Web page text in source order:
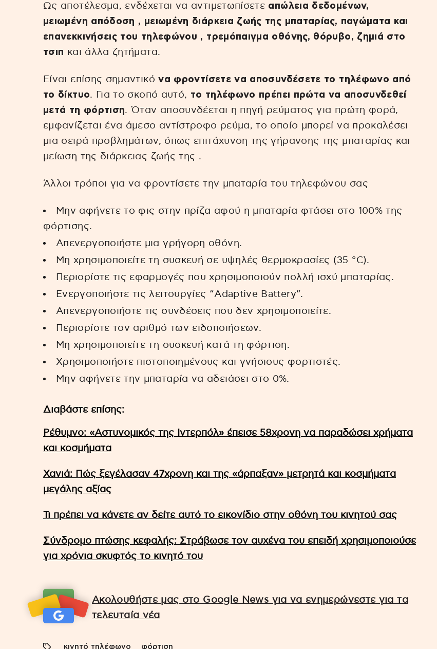
Ως αποτέλεσμα, ενδέχεται να αντιμετωπίσετε απώλεια δεδομένων,
μειωμένη απόδοση , μειωμένη διάρκεια ζωής της μπαταρίας, παγώματα και
επανεκκινήσεις του τηλεφώνου , τρεμόπαιγμα οθόνης, θόρυβο, ζημιά στο
τσιπ και άλλα ζητήματα.
Είναι επίσης σημαντικόνα φροντίσετε να αποσυνδέσετε το τηλέφωνο από
το δίκτυο. Για το σκοπό αυτό, το τηλέφωνο πρέπει πρώτα να αποσυνδεθεί
μετά τη φόρτιση. Όταν αποσυνδέεται η πηγή ρεύματος για πρώτη φορά,
εμφανίζεται ένα άμεσο αντίστροφο ρεύμα, το οποίο μπορεί να προκαλέσει
μια σειρά προβλημάτων, όπως επιτάχυνση της γήρανσης της μπαταρίας και
μείωση της διάρκειας ζωής της .
Άλλοι τρόποι για να φροντίσετε την μπαταρία του τηλεφώνου σας
Μην αφήνετε το φις στην πρίζα αφού η μπαταρία φτάσει στο 100% της
φόρτισης.
Απενεργοποιήστε μια γρήγορη οθόνη.
Μη χρησιμοποιείτε τη συσκευή σε υψηλές θερμοκρασίες (35 °C).
Περιορίστε τις εφαρμογές που χρησιμοποιούν πολλή ισχύ μπαταρίας.
Ενεργοποιήστε τις λειτουργίες “Adaptive Battery”.
Απενεργοποιήστε τις συνδέσεις που δεν χρησιμοποιείτε.
Περιορίστε τον αριθμό των ειδοποιήσεων.
Μη χρησιμοποιείτε τη συσκευή κατά τη φόρτιση.
Χρησιμοποιήστε πιστοποιημένους και γνήσιους φορτιστές.
Μην αφήνετε την μπαταρία να αδειάσει στο 0%.
Διαβάστε επίσης:
Ρέθυμνο: «Αστυνομικός της Ιντερπόλ» έπεισε 58χρονη να παραδώσει χρήματα
και κοσμήματα
Χανιά: Πώς ξεγέλασαν 47χρονη και της «άρπαξαν» μετρητά και κοσμήματα
μεγάλης αξίας
Τι πρέπει να κάνετε αν δείτε αυτό το εικονίδιο στην οθόνη του κινητού σας
Σύνδρομο πτώσης κεφαλής: Στράβωσε τον αυχένα του επειδή χρησιμοποιούσε
για χρόνια σκυφτός το κινητό του
Ακολουθήστε μας στο Google News για να ενημερώνεστε για τα
τελευταία νέα
κινητό τηλέφωνο φόρτιση